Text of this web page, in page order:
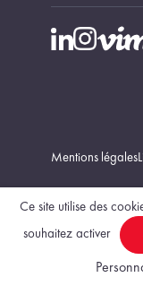
Mentions légales
Ce site utilise des
souhaitez activer